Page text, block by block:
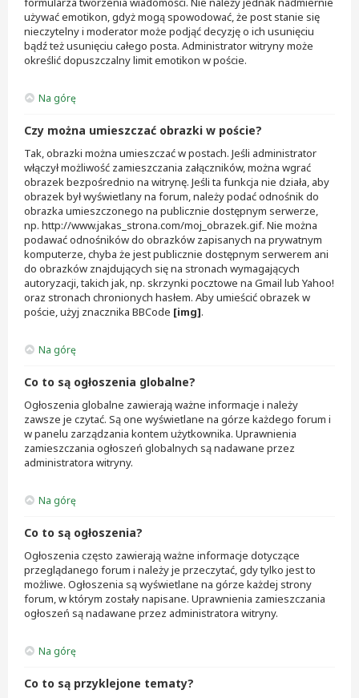
używać emotikon, gdyż mogą spowodować, że post stanie się
nieczytelny i moderator może podjąć decyzję o ich usunięciu
bądź też usunięciu całego posta. Administrator witryny może
określić dopuszczalny limit emotikon w poście.
Na górę
Czy można umieszczać obrazki w poście?
Tak, obrazki można umieszczać w postach. Jeśli administrator
włączył możliwość zamieszczania załączników, można wgrać
obrazek bezpośrednio na witrynę. Jeśli ta funkcja nie działa, aby
obrazek był wyświetlany na forum, należy podać odnośnik do
obrazka umieszczonego na publicznie dostępnym serwerze,
np. http://www.jakas_strona.com/moj_obrazek.gif. Nie można
podawać odnośników do obrazków zapisanych na prywatnym
komputerze, chyba że jest publicznie dostępnym serwerem ani
do obrazków znajdujących się na stronach wymagających
autoryzacji, takich jak, np. skrzynki pocztowe na Gmail lub Yahoo!
oraz stronach chronionych hasłem. Aby umieścić obrazek w
poście, użyj znacznika BBCode [img].
Na górę
Co to są ogłoszenia globalne?
Ogłoszenia globalne zawierają ważne informacje i należy
zawsze je czytać. Są one wyświetlane na górze każdego forum i
w panelu zarządzania kontem użytkownika. Uprawnienia
zamieszczania ogłoszeń globalnych są nadawane przez
administratora witryny.
Na górę
Co to są ogłoszenia?
Ogłoszenia często zawierają ważne informacje dotyczące
przeglądanego forum i należy je przeczytać, gdy tylko jest to
możliwe. Ogłoszenia są wyświetlane na górze każdej strony
forum, w którym zostały napisane. Uprawnienia zamieszczania
ogłoszeń są nadawane przez administratora witryny.
Na górę
Co to są przyklejone tematy?